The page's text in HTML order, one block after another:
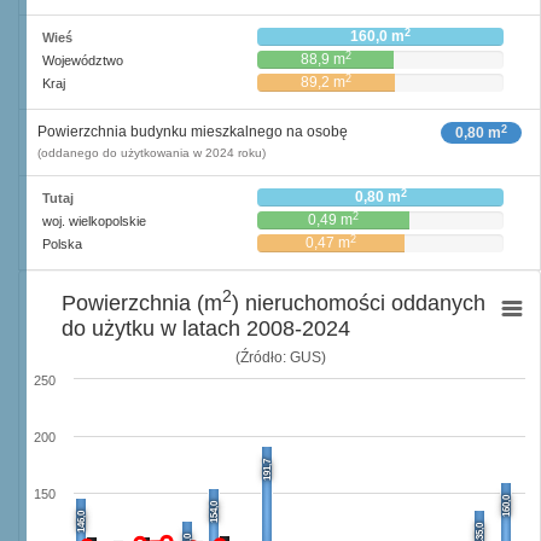
Wieś 160,0 m2
Województwo 88,9 m2
Kraj 89,2 m2
0,80 m2
Powierzchnia budynku mieszkalnego na osobę
(oddanego do użytkowania w 2024 roku)
Tutaj 0,80 m2
woj. wielkopolskie 0,49 m2
Polska 0,47 m2
(Źródło: GUS)
146,0 154,0
191,7
135,0
160,0
150
200
250
Powierzchnia (m2) nieruchomości oddanych
do użytku w latach 2008-2024